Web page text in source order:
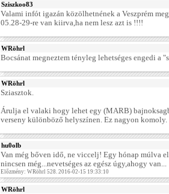
Sziszkoo83
Valami infót igazán közölhetnének a Veszprém
05.28-29-re van kiirva,ha nem lesz azt is !!!!
WRöhrl
Bocsánat megneztem tényleg lehetséges engedi a
WRöhrl
Sziasztok.
Árulja el valaki hogy lehet egy (MARB)
verseny különböző helyszínen. Ez nagyon komoly.
hu0olb
Van még bőven idő, ne viccelj! Egy hónap múlva
nincsen még...nevetséges az egész úgy,ahogy van...
Előzmény: WRöhrl 528. 2016-02-15 19:33:10
WRöhrl